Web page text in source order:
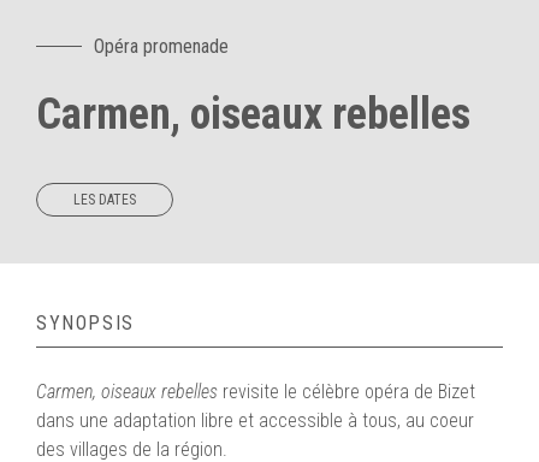
Opéra promenade
Carmen, oiseaux rebelles
LES DATES
SYNOPSIS
Carmen, oiseaux rebelles revisite le célèbre opéra de Bizet
dans une adaptation libre et accessible à tous, au coeur
des villages de la région.